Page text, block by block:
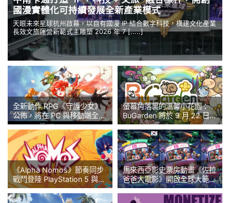
國漫實體化可持續發展全新產業模式
天眼未來星球杭州啟幕，以自有國漫 IP 結合數字科技，構建文化產業
長效文旅運營新範式主雕塑 2026 年 7 [.....]
全新動作 RPG《守護少女》
公佈，將在 PC 與移動端全球
發行
《Alpha Nomos》節奏同步
戰鬥登陸 PlayStation 5 與
Xbox X/S
螢幕角落裏的溫馨小花園：
BuGarden 將於 9 月 22 日發
售！
馬來西亞影史票房動畫《佐拉
爸爸大電影》開啟全球大範圍
發行，本土溫情敘事引爆海內
外行業關注